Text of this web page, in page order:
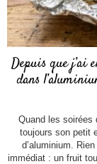
Depuis que j’ai
dans
Quand les soirées
toujours son petit
d’aluminium.
immédiat : un fruit